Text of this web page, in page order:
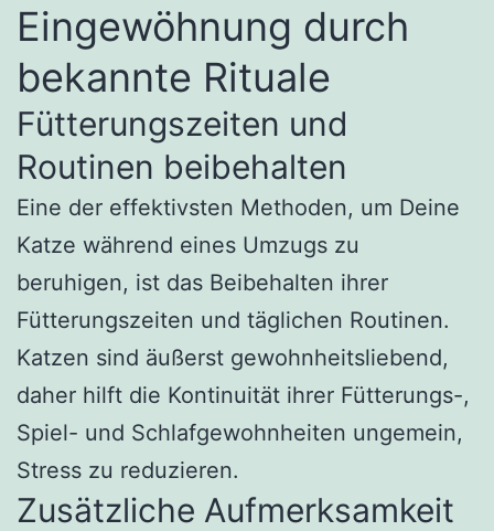
Eingewöhnung durch
bekannte Rituale
Fütterungszeiten und
Routinen beibehalten
Eine der effektivsten Methoden, um Deine
Katze während eines Umzugs zu
beruhigen, ist das Beibehalten ihrer
Fütterungszeiten und täglichen Routinen.
Katzen sind äußerst gewohnheitsliebend,
daher hilft die Kontinuität ihrer Fütterungs-,
Spiel- und Schlafgewohnheiten ungemein,
Stress zu reduzieren.
Zusätzliche Aufmerksamkeit